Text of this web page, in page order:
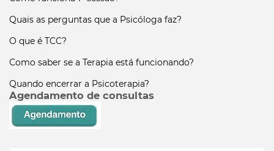
Quais as perguntas que a Psicóloga faz?
O que é TCC?
Como saber se a Terapia está funcionando?
Quando encerrar a Psicoterapia?
Agendamento de consultas